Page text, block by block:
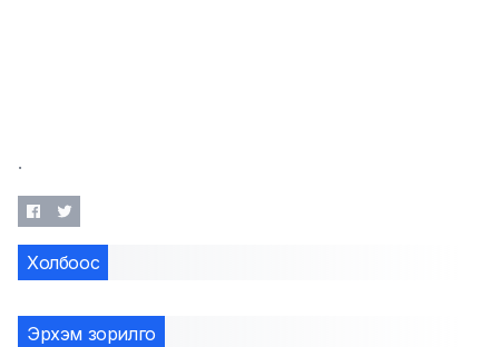
.
Холбоос
Эрхэм зорилго